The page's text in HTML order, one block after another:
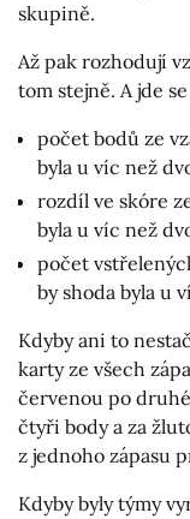
skupině.
Až pak rozhodují
tom stejně. A jde
počet bodů ze
byla u víc než
rozdíl ve skóre
byla u víc než
počet
by shoda byla u
Kdyby ani to
karty ze všech
červenou po
čtyři body a za
z jednoho zápasu
Kdyby byly týmy